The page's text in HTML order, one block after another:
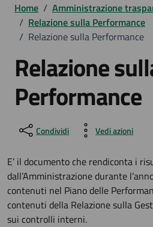
Home / Amministrazione
/ Relazione sulla Performance
/ Relazione sulla Performance
Relazione
Performance
Condividi Vedi azioni
E’ il documento che rendiconta i
dall’Amministrazione durante
contenuti nel Piano delle
contenuti della Relazione sulla
sui controlli interni.